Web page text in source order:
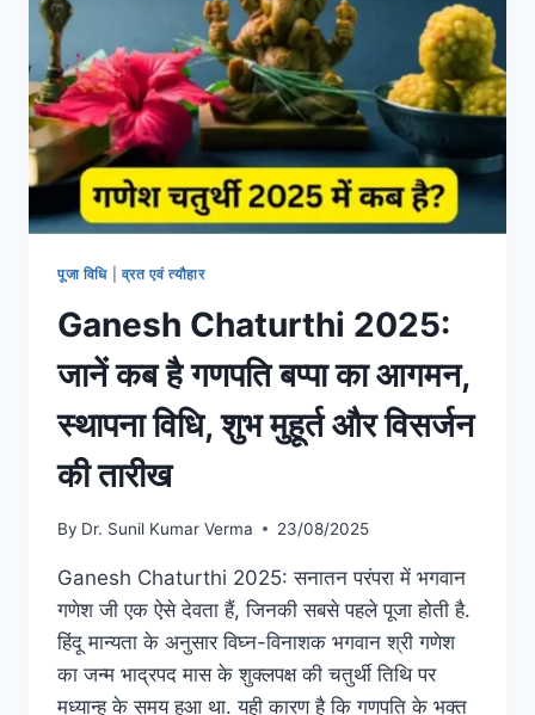
पूजा विधि| व्रत एवं त्यौहार
Ganesh Chaturthi 2025:
जानें कब है गणपति बप्पा का आगमन,
स्थापना विधि, शुभ मुहूर्त और विसर्जन
की तारीख
By Dr. Sunil Kumar Verma 23/08/2025
Ganesh Chaturthi 2025: सनातन परंपरा में भगवान
गणेश जी एक ऐसे देवता हैं, जिनकी सबसे पहले पूजा होती है.
हिंदू मान्यता के अनुसार विघ्न-विनाशक भगवान श्री गणेश
का जन्म भाद्रपद मास के शुक्लपक्ष की चतुर्थी तिथि पर
मध्यान्ह के समय हुआ था. यही कारण है कि गणपति के भक्त